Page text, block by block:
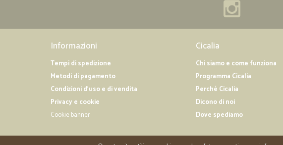
Informazioni
Tempi di spedizione
Metodi di pagamento
Condizioni d'uso e di vendita
Privacy e cookie
Cookie banner
Cicalia
Chi siamo e come funziona
Programma Cicalia
Perché Cicalia
Dicono di noi
Dove spediamo